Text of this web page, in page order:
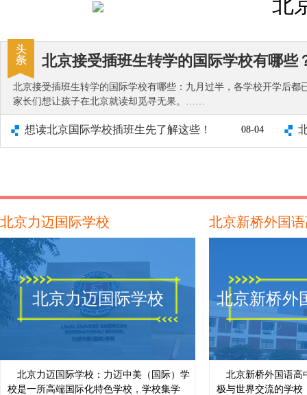
清华志清中学国际部
北京爱迪国际学校
北大附属益田同文学校
北京接受插班生转学的国际学校有哪些
北京接受插班生转学的国际学校有哪些：九月过半，各学校开学后
家长们想让孩子在北京就读却觅寻无果。……
想读北京国际学校插班生先了解这些！ 08-04
北京力迈国际学校
北京力迈国际学校
北京力迈国际学校：力迈中美（国际）学
校是一所高端国际化特色学校，学校集学
北京新桥外国
北京新桥外
北京新桥外国语高
极与世界交流的学校